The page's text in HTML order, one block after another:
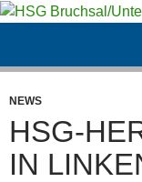
Zum
NEWS
HSG-
IN